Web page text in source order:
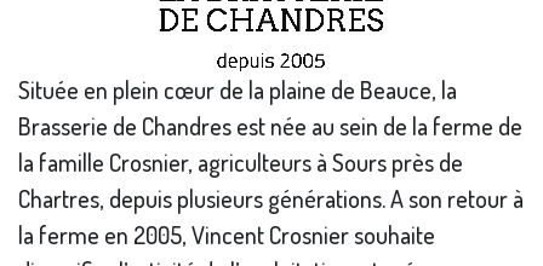
Située en plein cœur de la plaine de Beauce, la
Brasserie de Chandres est née au sein de la ferme de
la famille Crosnier, agriculteurs à Sours près de
Chartres, depuis plusieurs générations. A son retour à
la ferme en 2005, Vincent Crosnier souhaite